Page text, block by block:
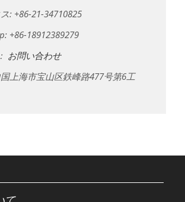
: +86-21-34710825
+86-18912389279
お問い合わせ
上海市宝山区鉄峰路477号第6工